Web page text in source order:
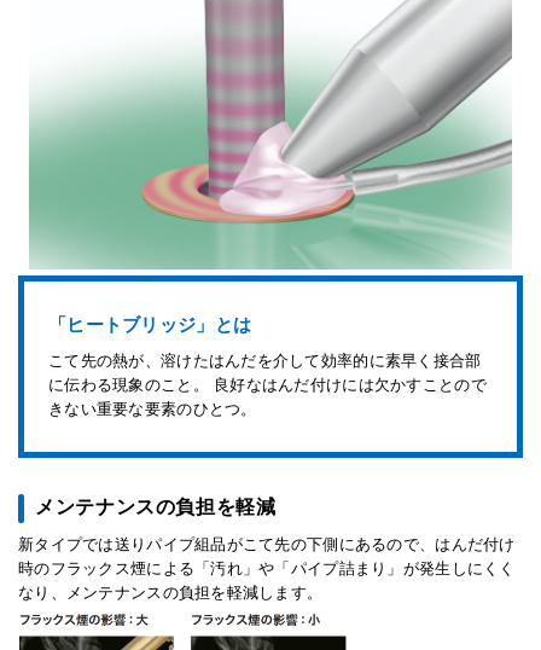
「ヒートブリッジ」とは
こて先の熱が、溶けたはんだを介して効率的に素早く接合部
に伝わる現象のこと。 良好なはんだ付けには欠かすことので
きない重要な要素のひとつ。
メンテナンスの負担を軽減
新タイプでは送りパイプ組品がこて先の下側にあるので、はんだ付け
時のフラックス煙による「汚れ」や「パイプ詰まり」が発生しにくく
なり、メンテナンスの負担を軽減します。